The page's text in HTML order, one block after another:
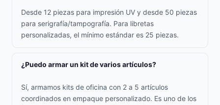
Desde 12 piezas para impresión UV y desde 50 piezas
para serigrafía/tampografía. Para libretas
personalizadas, el mínimo estándar es 25 piezas.
¿Puedo armar un kit de varios artículos?
Sí, armamos kits de oficina con 2 a 5 artículos
coordinados en empaque personalizado. Es uno de los